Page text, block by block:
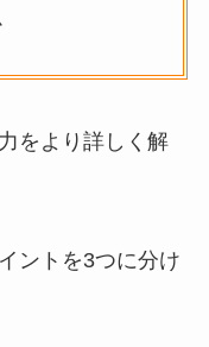
をより詳しく解
ントを3つに分け